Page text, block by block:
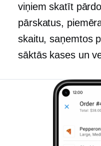
viņiem skatīt
pārskatus,
skaitu, saņemtos
sāktās kases un